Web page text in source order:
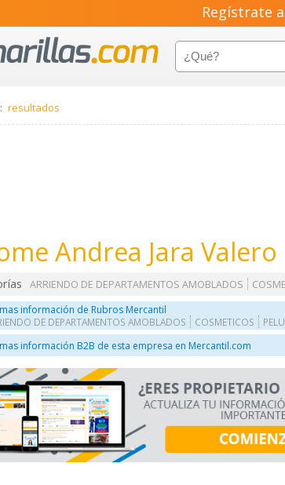
Regístrate
resultados
Andrea Jara Valero
ARRIENDO DE DEPARTAMENTOS AMOBLADOS
información de Rubros Mercantil
DE DEPARTAMENTOS AMOBLADOS COSMETICOS
información B2B de esta empresa en Mercantil.com